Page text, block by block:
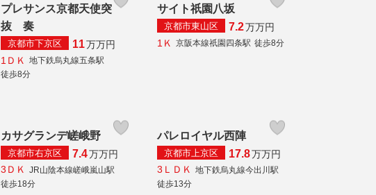
プレサンス京都天使突
抜 奏
京都市下京区 11万万円
1ＤＫ
地下鉄烏丸線五条駅
徒歩8分
サイト祇園八坂
京都市東山区 7.2万万円
1Ｋ
京阪本線祇園四条駅 徒歩8分
カサグランデ嵯峨野
京都市右京区 7.4万万円
3ＤＫ JR山陰本線嵯峨嵐山駅
徒歩18分
パレロイヤル西陣
京都市上京区 17.8万万円
3ＬＤＫ 地下鉄烏丸線今出川駅
徒歩13分